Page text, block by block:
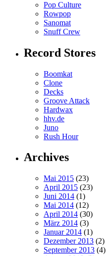
Pop Culture
Rowpop
Sanomat
Snuff Crew
Record Stores
Boomkat
Clone
Decks
Groove Attack
Hardwax
hhv.de
Juno
Rush Hour
Archives
Mai 2015 (23)
April 2015 (23)
Juni 2014 (1)
Mai 2014 (12)
April 2014 (30)
März 2014 (3)
Januar 2014 (1)
Dezember 2013 (2)
September 2013 (4)